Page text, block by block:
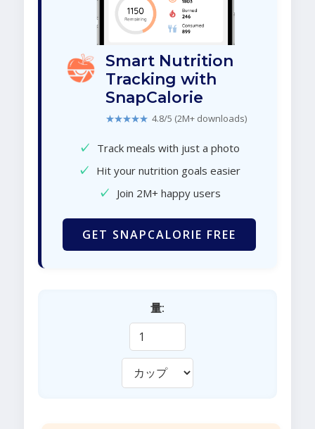
Smart Nutrition
Tracking with
SnapCalorie
★★★★★ 4.8/5 (2M+ downloads)
✓ Track meals with just a photo
✓ Hit your nutrition goals easier
✓ Join 2M+ happy users
GET SNAPCALORIE FREE
量: